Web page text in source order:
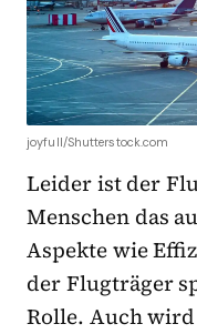
joyfull/Shutterstock.com
Leider ist der
Menschen das
Aspekte wie
der Flugträger
Rolle. Auch